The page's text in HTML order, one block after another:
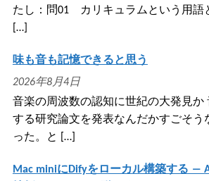
たし：問01 カリキュラムという用語
[…]
味も音も記憶できると思う
2026年8月4日
音楽の周波数の認知に世紀の大発見か
する研究論文を発表なんだかすごそう
った。と […]
Mac miniにDifyをローカル構築する ―